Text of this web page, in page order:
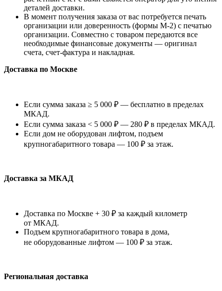
деталей доставки.
В момент получения заказа от вас потребуется печать
организации или доверенность (формы М-2) с печатью
организации. Совместно с товаром передаются все
необходимые финансовые документы — оригинал
счета, счет-фактура и накладная.
Доставка по Москве
Если сумма заказа ≥ 5 000 ₽ — бесплатно в пределах
МКАД.
Если сумма заказа < 5 000 ₽ — 280 ₽ в пределах МКАД.
Если дом не оборудован лифтом, подъем
крупногабаритного товара — 100 ₽ за этаж.
Доставка за МКАД
Доставка по Москве + 30 ₽ за каждый километр
от МКАД.
Подъем крупногабаритного товара в дома,
не оборудованные лифтом — 100 ₽ за этаж.
Региональная доставка